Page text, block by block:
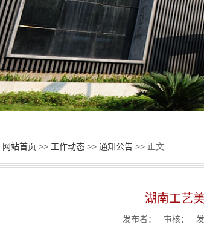
网站首页 >> 工作动态 >> 通知公告 >> 正文
湖南工艺
发布者： 审核： 发